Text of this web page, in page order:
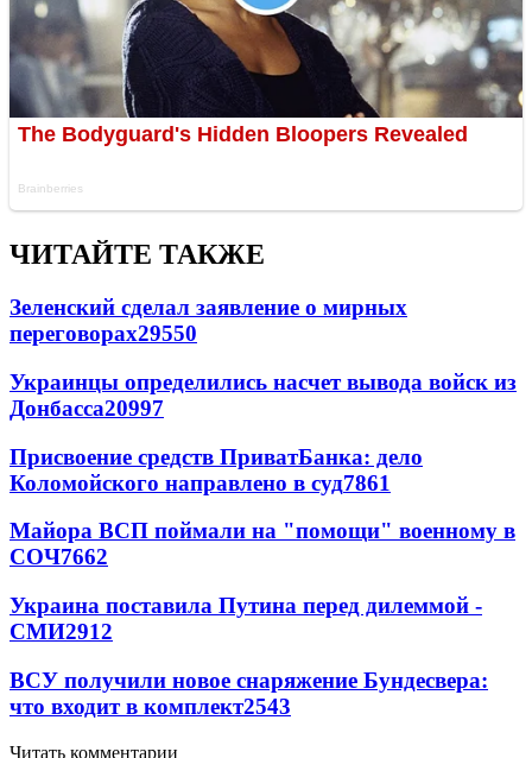
ЧИТАЙТЕ ТАКЖЕ
Зеленский сделал заявление о мирных
переговорах29550
Украинцы определились насчет вывода войск из
Донбасса20997
Присвоение средств ПриватБанка: дело
Коломойского направлено в суд7861
Майора ВСП поймали на "помощи" военному в
СОЧ7662
Украина поставила Путина перед дилеммой -
СМИ2912
ВСУ получили новое снаряжение Бундесвера:
что входит в комплект2543
Читать комментарии